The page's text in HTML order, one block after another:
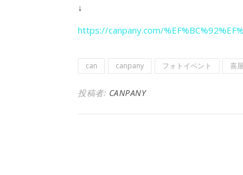
↓
https://canpany.com/
can canpany フォトイベント 喜
投稿者: CANPANY